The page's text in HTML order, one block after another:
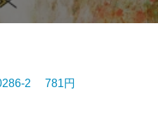
2 781円